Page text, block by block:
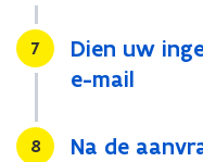
Stap
7
Dien uw
e-mail
Stap
8 Na de